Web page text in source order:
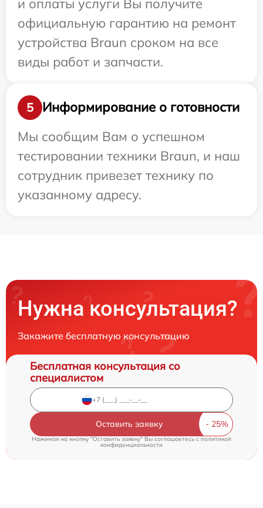
и оплаты услуги Вы получите
официальную гарантию на ремонт
устройства Braun сроком на все
виды работ и запчасти.
5
Информирование о готовности
Мы сообщим Вам о успешном
тестировании техники Braun, и наш
сотрудник привезет технику по
указанному адресу.
Нужна консультация?
Закажите бесплатную консультацию
Бесплатная консультация со
специалистом
Оставить заявку
Нажимая на кнопку "Оставить заявку" Вы соглашаетесь cполитикой
конфиденциальности